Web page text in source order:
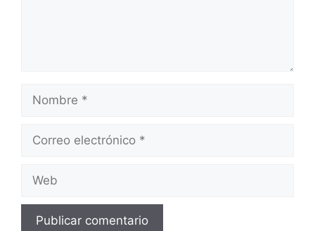
electrónico